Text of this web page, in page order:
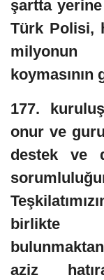
şartta
Türk Polisi,
milyonun
koymasının
177.
onur ve
destek ve
birlikte
aziz